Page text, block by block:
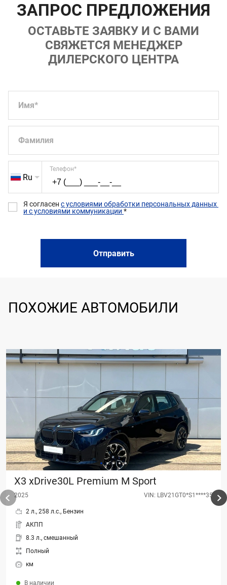
ЗАПРОС ПРЕДЛОЖЕНИЯ
ОСТАВЬТЕ ЗАЯВКУ И С ВАМИ
СВЯЖЕТСЯ МЕНЕДЖЕР
ДИЛЕРСКОГО ЦЕНТРА
Имя*
Фамилия
Ru
Телефон*
Я согласен с условиями обработки персональных данных
и с условиями коммуникации *
Отправить
ПОХОЖИЕ АВТОМОБИЛИ
X3 xDrive30L Premium M Sport
2025 VIN: LBV21GT0*S1****35
2 л., 258 л.с., Бензин
АКПП
8.3 л., смешанный
Полный
км
В наличии